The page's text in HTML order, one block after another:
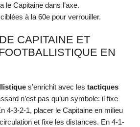
le Capitaine dans l’axe.
à la 60e pour verrouiller.
CAPITAINE ET
EN
s’enrichit avec les tactiques
n’est pas qu’un symbole: il fixe
4-3-2-1, placer le Capitaine en milieu
et fixe les distances. En 4-1-